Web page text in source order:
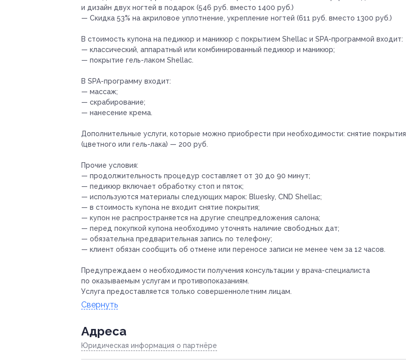
и дизайн двух ногтей в подарок (546 руб. вместо 1400 руб.)
— Скидка 53% на акриловое уплотнение, укрепление ногтей (611 руб. вместо 1300 руб.)
В стоимость купона на педикюр и маникюр с покрытием Shellac и SPA-программой входит:
— классический, аппаратный или комбинированный педикюр и маникюр;
— покрытие гель-лаком Shellac.
В SPA-программу входит:
— массаж;
— скрабирование;
— нанесение крема.
Дополнительные услуги, которые можно приобрести при необходимости: снятие покрытия
(цветного или гель-лака) — 200 руб.
Прочие условия:
— продолжительность процедур составляет от 30 до 90 минут;
— педикюр включает обработку стоп и пяток;
— используются материалы следующих марок: Bluesky, CND Shellac;
— в стоимость купона не входит снятие покрытия;
— купон не распространяется на другие спецпредложения салона;
— перед покупкой купона необходимо уточнять наличие свободных дат;
— обязательна предварительная запись по телефону;
— клиент обязан сообщить об отмене или переносе записи не менее чем за 12 часов.
Предупреждаем о необходимости получения консультации у врача-специалиста
по оказываемым услугам и противопоказаниям.
Услуга предоставляется только совершеннолетним лицам.
Свернуть
Адресa
Юридическая информация о партнёре